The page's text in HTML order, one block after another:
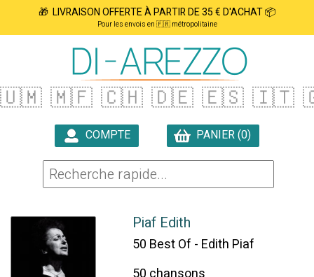
🎁 LIVRAISON OFFERTE À PARTIR DE 35 € D'ACHAT 📦
Pour les envois en 🇫🇷 métropolitaine
🇺🇲 🇲🇫 🇨🇭 🇩🇪 🇪🇸 🇮🇹
COMPTE
PANIER (0)
Piaf Edith
50 Best Of - Edith Piaf